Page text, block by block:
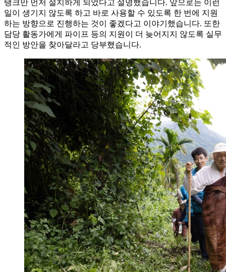
탱크만 먼저 설치하게 되었다고 설명했습니다. 앞으로는 이런
일이 생기지 않도록 하고 바로 사용할 수 있도록 한 번에 지원
하는 방향으로 진행하는 것이 좋겠다고 이야기했습니다. 또한
담당 활동가에게 파이프 등의 지원이 더 늦어지지 않도록 실무
적인 방안을 찾아달라고 당부했습니다.